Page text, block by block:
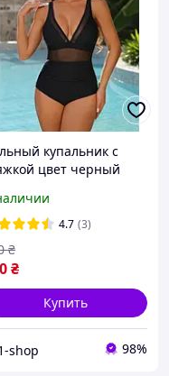
купальник с
цвет черный
4.7 (3)
₴
₴
Купить
shop 98%